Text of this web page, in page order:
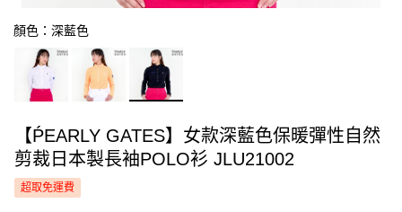
顏色：深藍色
【ṔEARLY GATES】女款深藍色保暖彈性自然
剪裁日本製長袖POLO衫 JLU21002
超取免運費